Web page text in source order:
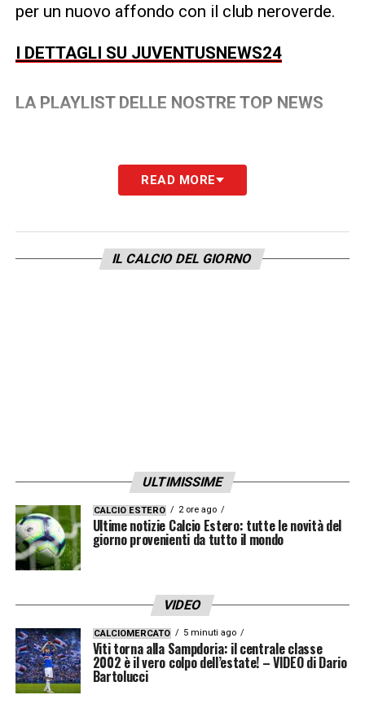
per un nuovo affondo con il club neroverde.
I DETTAGLI SU JUVENTUSNEWS24
LA PLAYLIST DELLE NOSTRE TOP NEWS
READ MORE
IL CALCIO DEL GIORNO
ULTIMISSIME
CALCIO ESTERO 2 ore ago
Ultime notizie Calcio Estero: tutte le novità del
giorno provenienti da tutto il mondo
VIDEO
CALCIOMERCATO 5 minuti ago
Viti torna alla Sampdoria: il centrale classe
2002 è il vero colpo dell’estate! – VIDEO di Dario
Bartolucci